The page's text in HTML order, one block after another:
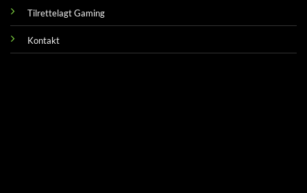
Tilrettelagt Gaming
Kontakt